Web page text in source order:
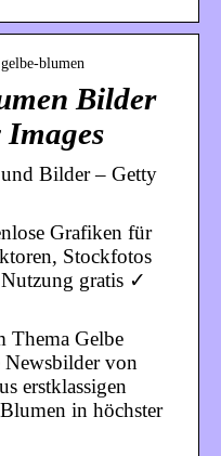
blumen
Bilder
Images
Bilder – Getty
Grafiken für
Stockfotos
gratis ✓
Thema Gelbe
von
erstklassigen
in höchster